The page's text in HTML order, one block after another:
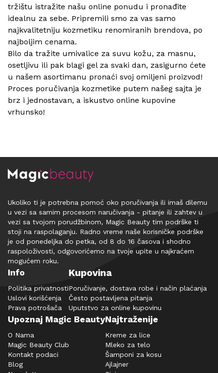
tržištu istražite našu online ponudu i pronađite
idealnu za sebe. Pripremili smo za vas samo
najkvalitetniju kozmetiku renomiranih brendova, po
najboljim cenama.
Bilo da tražite umivalice za suvu kožu, za masnu,
osetljivu ili pak blagi gel za svaki dan, zasigurno ćete
u našem asortimanu pronaći svoj omiljeni proizvod!
Proces poručivanja kozmetike putem našeg sajta je
brz i jednostavan, a iskustvo online kupovine
vrhunsko!
Ukoliko ti je potrebna pomoć oko poručivanja ili imaš dilemu
u vezi sa samim procesom naručivanja - pitanje ili zahtev u
vezi sa tvojom porudžbinom, Magic Beauty tim podrške ti
stoji na raspolaganju. Radno vreme naše korisničke podrške
je od ponedeljka do petka, od 8 do 16 časova i shodno
raspoloživosti, odgovorićemo na tvoje upite u najkraćem
mogućem roku.
Info
Politika privatnosti
Uslovi korišćenja
Prava potrošača
Kupovina
Poručivanje, dostava robe i način plaćanja
Često postavljena pitanja
Uputstvo za online kupovinu
Upoznaj Magic Beauty
O Nama
Magic Beauty Club
Kontakt podaci
Blog
Najtraženije
Kreme za lice
Mleko za telo
Šamponi za kosu
Ajlajner